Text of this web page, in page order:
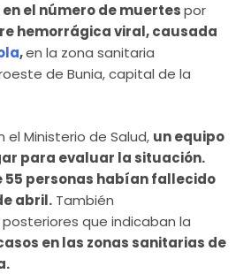
el número de muertespor
hemorrágica viral, causada
,en la zona sanitaria
de Bunia, capital de la
el Ministerio de Salud, un equipo
para evaluar la situación.
55 personas habían fallecido
abril. También
que indicaban la
en las zonas sanitarias de